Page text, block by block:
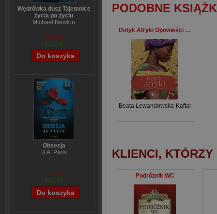
Wędrówka dusz Tajemnice
życia po życiu
Michael Newton
€13,92
€11,18
Obsesja
B.A. Paris
€12,65
€10,17
PODOBNE
Dotyk Afryki Opowieści podróżne
Beata Lewandowska-Kaftan
KLIENCI,
Podróżnik WC